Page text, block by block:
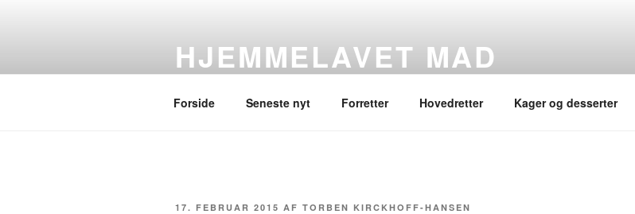
HJEMMELAVET MAD
Forside Seneste nyt Forretter Hovedretter Kager og desserter
UDGIVET
17. FEBRUAR 2015 AF TORBEN KIRCKHOFF-HANSEN